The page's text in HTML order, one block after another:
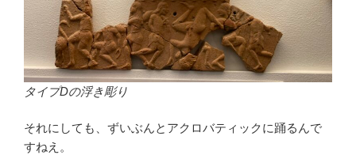
タイプDの浮き彫り
それにしても、ずいぶんとアクロバティックに踊るんで
すねえ。